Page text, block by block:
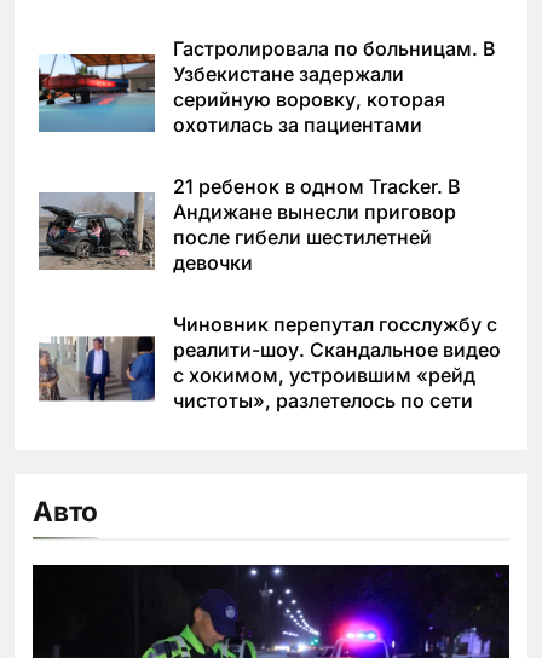
Гастролировала по больницам. В
Узбекистане задержали
серийную воровку, которая
охотилась за пациентами
21 ребенок в одном Tracker. В
Андижане вынесли приговор
после гибели шестилетней
девочки
Чиновник перепутал госслужбу с
реалити-шоу. Скандальное видео
с хокимом, устроившим «рейд
чистоты», разлетелось по сети
Авто